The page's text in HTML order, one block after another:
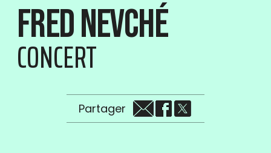
Fred Nevché
CONCERT
Partager